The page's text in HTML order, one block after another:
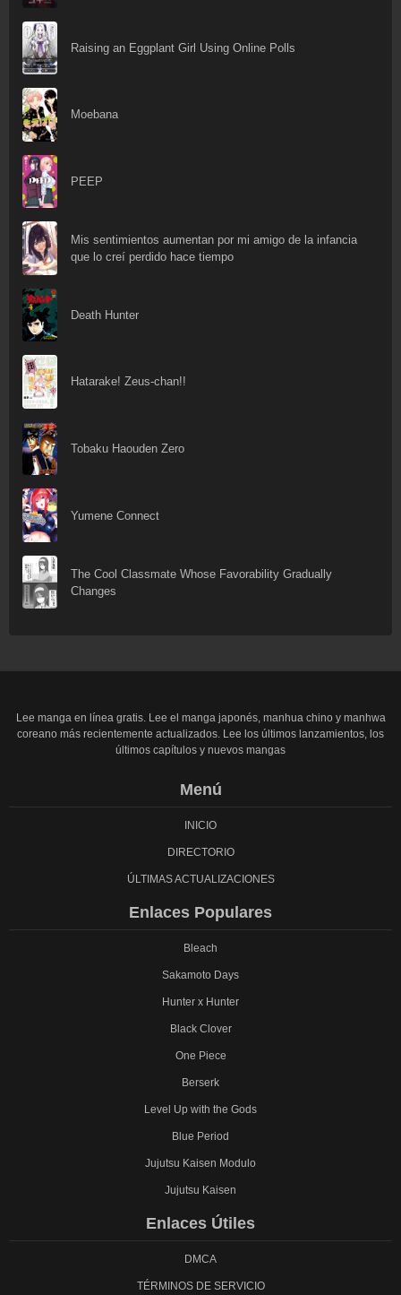
Raising an Eggplant Girl Using Online Polls
Moebana
PEEP
Mis sentimientos aumentan por mi amigo de la infancia
que lo creí perdido hace tiempo
Death Hunter
Hatarake! Zeus-chan!!
Tobaku Haouden Zero
Yumene Connect
The Cool Classmate Whose Favorability Gradually
Changes
Lee manga en línea gratis. Lee el manga japonés, manhua chino y manhwa
coreano más recientemente actualizados. Lee los últimos lanzamientos, los
últimos capítulos y nuevos mangas
Menú
INICIO
DIRECTORIO
ÚLTIMAS ACTUALIZACIONES
Enlaces Populares
Bleach
Sakamoto Days
Hunter x Hunter
Black Clover
One Piece
Berserk
Level Up with the Gods
Blue Period
Jujutsu Kaisen Modulo
Jujutsu Kaisen
Enlaces Útiles
DMCA
TÉRMINOS DE SERVICIO